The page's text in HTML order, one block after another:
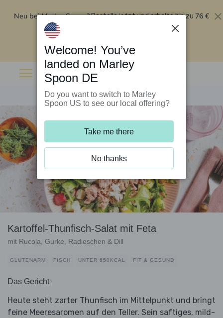
Neu bei Marley Spoon?Bestelle jetzt und erhalte bis zu 76 €
Rabatt auf deine ersten fünf Boxen
Kartoffel-Thunfisch-Salat mit Feta
mit Rucola, Gurke, Radieschen & Dill
GLUTENARM FISCH UNTER 650KCAL FIT & GESUND
Das Gericht
Heute steht zarter Thunfisch im Mittelpunkt und bringt
feine Meeresaromen auf den Teller. Sein saftiges, mild-
Welcome! You’ve
landed on Marley
Spoon DE
Do you want to switch to Marley
Spoon US to see our local offering?
Take me there
No thanks